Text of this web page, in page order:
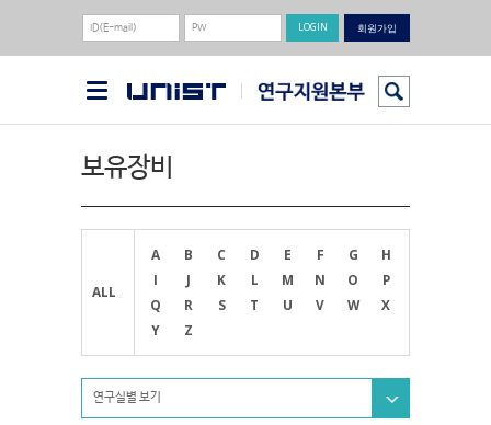
회원가입
보유장비
ALL
A B C D E F G
H
I
J K L M N O
P
Q
R S T U V W
X
Y
Z
연구실별 보기